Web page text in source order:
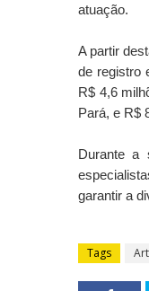
atuação.
A partir
de registro
R$ 4,6
Pará, e R$
Durante a
garantir a
Tags